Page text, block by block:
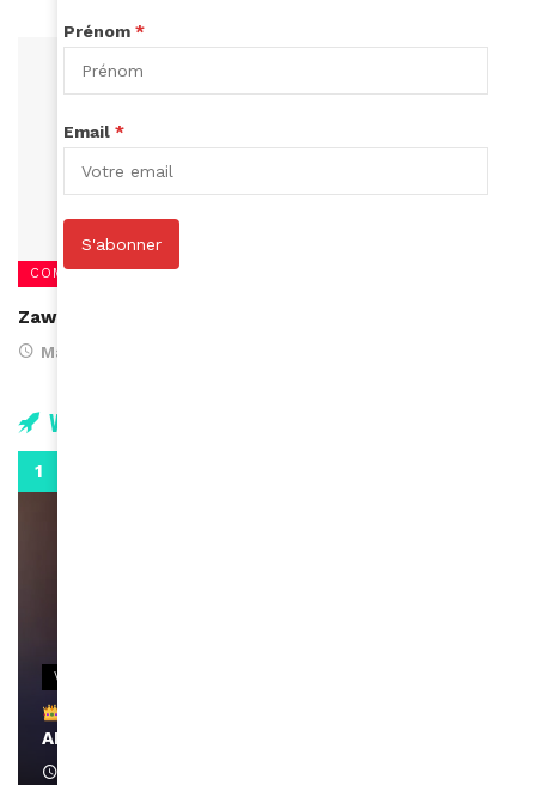
COMBATS DE FEMMES
Zawadi Nyong’o, une figure du féminisme est-africain
May 27, 2016
Vidéos
VIDEOS
AMINA, le Magazine de la Femme
Prénom *
Email *
S'abonner